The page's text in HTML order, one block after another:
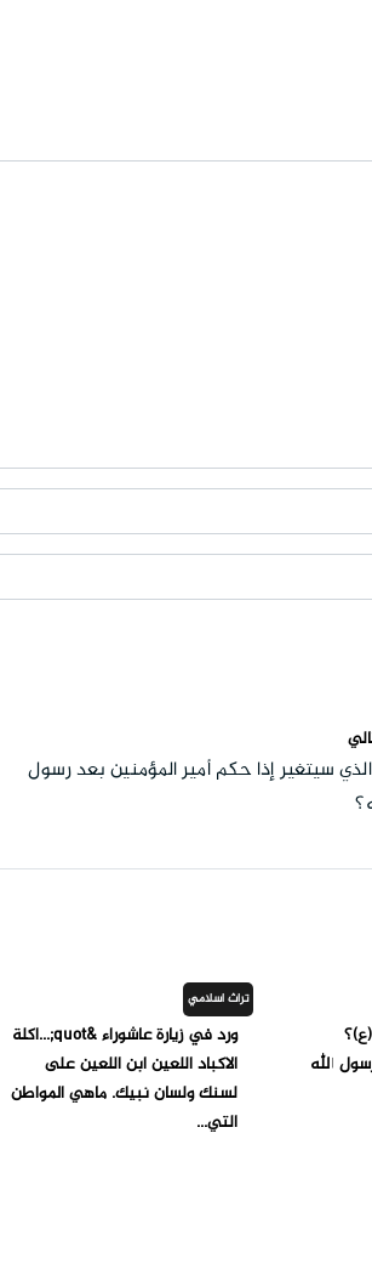
سيتغير إذا حكم أمير المؤمنين بعد رسول
الله
تراث اسلامي
ورد في زيارة عاشوراء &quot;...اكلة
الاكباد اللعين ابن اللعين على
لسنك ولسان نبيك. ماهي المواطن
التي...